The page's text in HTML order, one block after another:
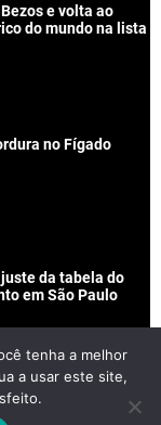
e
e volta ao
do mundo na lista
no Fígado
da tabela do
em São Paulo
evento em
tenha a melhor
a usar este site,